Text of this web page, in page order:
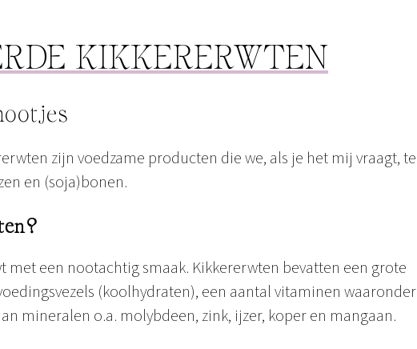
KIKKERERWTEN
zijn voedzame producten die we, als je het mij vraagt, te
en (soja)bonen.
met een nootachtig smaak. Kikkererwten bevatten een grote
(koolhydraten), een aantal vitaminen waaronder
mineralen o.a. molybdeen, zink, ijzer, koper en mangaan.